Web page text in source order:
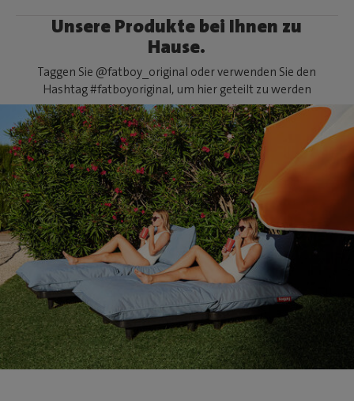
Unsere Produkte bei Ihnen zu
Hause.
Taggen Sie @fatboy_original oder verwenden Sie den
Hashtag #fatboyoriginal, um hier geteilt zu werden